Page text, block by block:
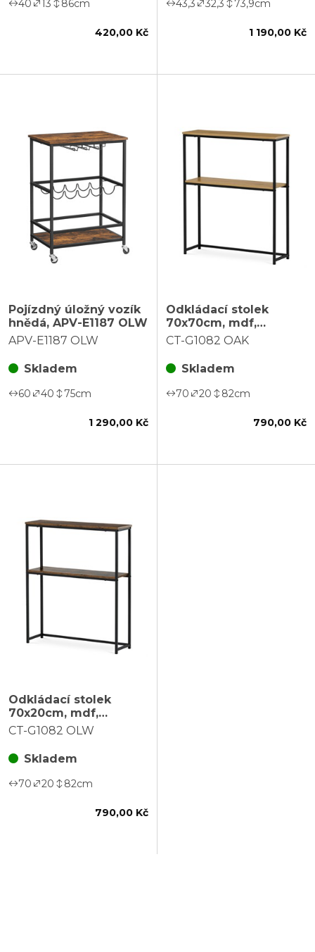
40 13 86cm
420,00 Kč
43,3 32,3 73,9cm
1 190,00 Kč
Pojízdný úložný vozík
hnědá, APV-E1187 OLW
APV-E1187 OLW
Skladem
60 40 75cm
1 290,00 Kč
Odkládací stolek
70x70cm, mdf,
přírodní, CT-G1082
CT-G1082 OAK
Skladem
70 20 82cm
790,00 Kč
Odkládací stolek
70x20cm, mdf,
přírodní, CT-G1082
CT-G1082 OLW
Skladem
70 20 82cm
790,00 Kč